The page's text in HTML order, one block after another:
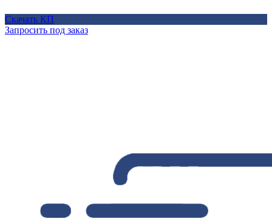
Скачать КП
Запросить под заказ